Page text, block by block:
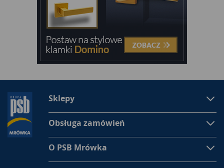
Sklepy
Obsługa zamówień
O PSB Mrówka